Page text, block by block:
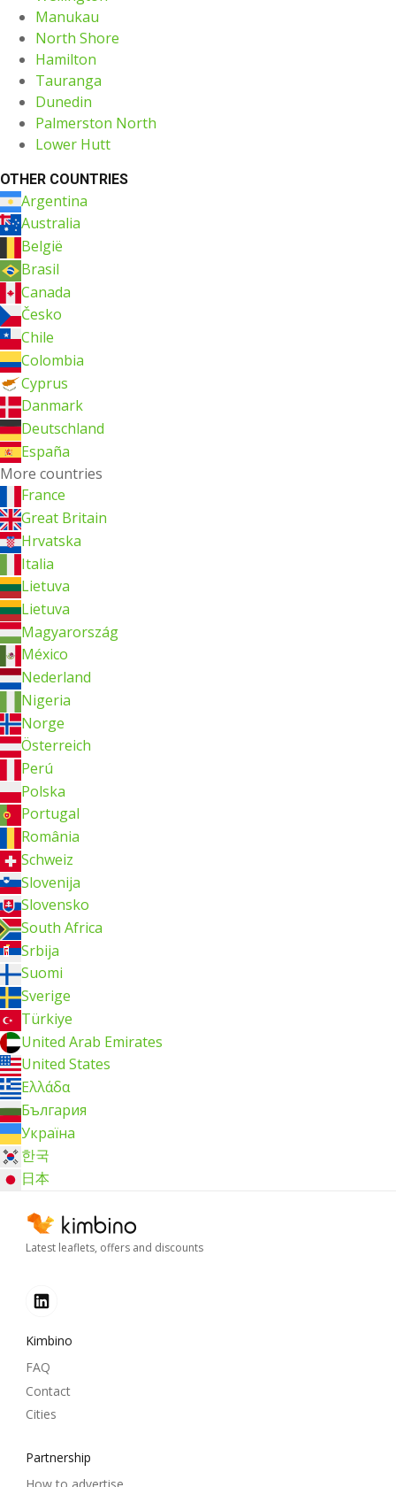
Manukau
North Shore
Hamilton
Tauranga
Dunedin
Palmerston North
Lower Hutt
OTHER COUNTRIES
Argentina
Australia
België
Brasil
Canada
Česko
Chile
Colombia
Cyprus
Danmark
Deutschland
España
More countries
France
Great Britain
Hrvatska
Italia
Lietuva
Lietuva
Magyarország
México
Nederland
Nigeria
Norge
Österreich
Perú
Polska
Portugal
România
Schweiz
Slovenija
Slovensko
South Africa
Srbija
Suomi
Sverige
Türkiye
United Arab Emirates
United States
Ελλάδα
България
Україна
한국
日本
Latest leaflets, offers and discounts
Kimbino
FAQ
Contact
Cities
Partnership
How to advertise